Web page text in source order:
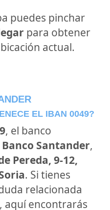
puedes pinchar
para obtener
actual.
EL IBAN 0049?
, el banco
Banco Santander,
Pereda, 9-12,
. Si tienes
relacionada
, aquí encontrarás